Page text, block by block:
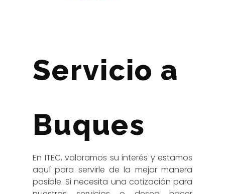
Servicio a
Buques
En ITEC, valoramos su interés y estamos
aquí para servirle de la mejor manera
posible. Si necesita una cotización para